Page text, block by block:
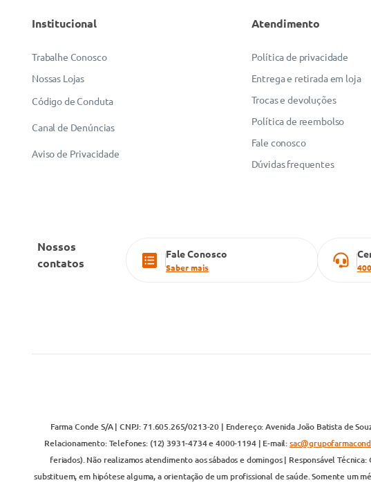
Institucional
Trabalhe Conosco
Nossas Lojas
Código de Conduta
Canal de Denúncias
Aviso de Privacidade
Atendimento
Política de privacidade
Entrega e retirada em loja
Trocas e devoluções
Política de reembolso
Fale conosco
Dúvidas frequentes
Nossos
contatos
Fale Conosco
Saber mais
Farma Conde S/A | CNPJ: 71.605.265/0213-20 | Endereço: Avenida João Batista de
Relacionamento: Telefones: (12) 3931-4734 e 4000-1194 | E-mail:
feriados). Não realizamos atendimento aos sábados e domingos | Responsável
substituem, em hipótese alguma, a orientação de um profissional de saúde. Somente um